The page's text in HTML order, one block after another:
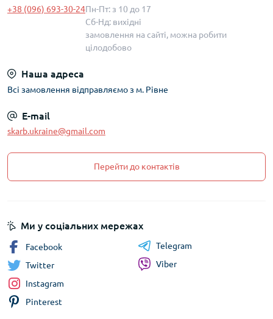
+38 (096) 693-30-24Пн-Пт: з 10 до 17
Сб-Нд: вихідні
замовлення на сайті, можна робити
цілодобово
Наша адреса
Всі замовлення відправляємо з м. Рівне
E-mail
skarb.ukraine@gmail.com
Перейти до контактів
Ми у соціальних мережах
Facebook
Twitter
Instagram
Pinterest
Telegram
Viber